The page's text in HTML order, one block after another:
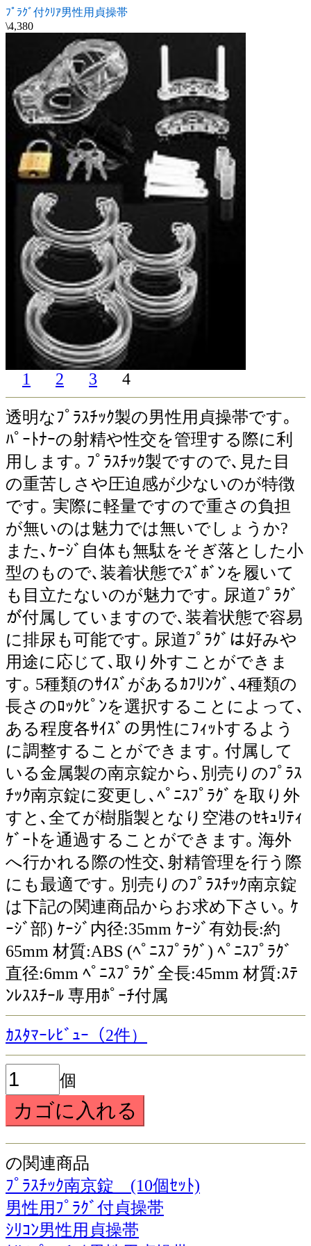
ﾌﾟﾗｸﾞ付ｸﾘｱ男性用貞操帯
\4,380
1 2 3 4
透明なﾌﾟﾗｽﾁｯｸ製の男性用貞操帯です｡
ﾊﾟｰﾄﾅｰの射精や性交を管理する際に利
用します｡ ﾌﾟﾗｽﾁｯｸ製ですので､見た目
の重苦しさや圧迫感が少ないのが特徴
です｡ 実際に軽量ですので重さの負担
が無いのは魅力では無いでしょうか?
また､ｹｰｼﾞ自体も無駄をそぎ落とした小
型のもので､装着状態でｽﾞﾎﾞﾝを履いて
も目立たないのが魅力です｡ 尿道ﾌﾟﾗｸﾞ
が付属していますので､装着状態で容易
に排尿も可能です｡ 尿道ﾌﾟﾗｸﾞは好みや
用途に応じて､取り外すことができま
す｡ 5種類のｻｲｽﾞがあるｶﾌﾘﾝｸﾞ､4種類の
長さのﾛｯｸﾋﾟﾝを選択することによって､
ある程度各ｻｲｽﾞの男性にﾌｨｯﾄするよう
に調整することができます｡ 付属して
いる金属製の南京錠から､別売りのﾌﾟﾗｽ
ﾁｯｸ南京錠に変更し､ﾍﾟﾆｽﾌﾟﾗｸﾞを取り外
すと､全てが樹脂製となり空港のｾｷｭﾘﾃｨ
ｹﾞｰﾄを通過することができます｡ 海外
へ行かれる際の性交､射精管理を行う際
にも最適です｡ 別売りのﾌﾟﾗｽﾁｯｸ南京錠
は下記の関連商品からお求め下さい｡ ｹ
ｰｼﾞ部) ｹｰｼﾞ内径:35mm ｹｰｼﾞ有効長:約
65mm 材質:ABS (ﾍﾟﾆｽﾌﾟﾗｸﾞ) ﾍﾟﾆｽﾌﾟﾗｸﾞ
直径:6mm ﾍﾟﾆｽﾌﾟﾗｸﾞ全長:45mm 材質:ｽﾃ
ﾝﾚｽｽﾁｰﾙ 専用ﾎﾟｰﾁ付属
ｶｽﾀﾏｰﾚﾋﾞｭｰ（2件）
個
の関連商品
ﾌﾟﾗｽﾁｯｸ南京錠 (10個ｾｯﾄ)
男性用ﾌﾟﾗｸﾞ付貞操帯
ｼﾘｺﾝ男性用貞操帯